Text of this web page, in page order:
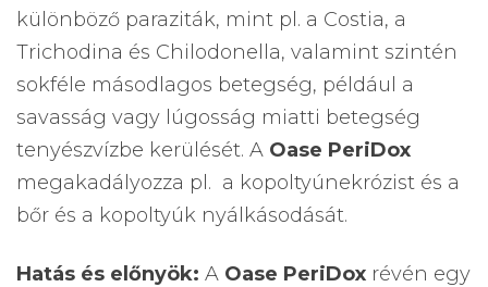
különböző paraziták, mint pl. a Costia, a
Trichodina és Chilodonella, valamint szintén
sokféle másodlagos betegség, például a
savasság vagy lúgosság miatti betegség
tenyészvízbe kerülését. A Oase PeriDox
megakadályozza pl. a kopoltyúnekrózist és a
bőr és a kopoltyúk nyálkásodását.
Hatás és előnyök: A Oase PeriDox révén egy